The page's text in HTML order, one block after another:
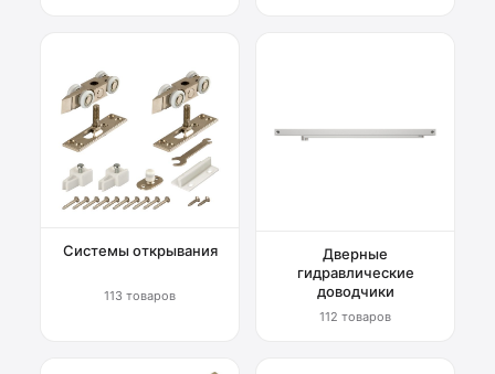
Системы открывания
113 товаров
Дверные
гидравлические
доводчики
112 товаров